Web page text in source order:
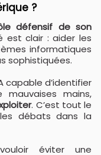
?
défensif de son
est clair : aider les
informatiques
sophistiquées.
capable d’identifier
mains,
. C’est tout le
débats dans la
éviter une